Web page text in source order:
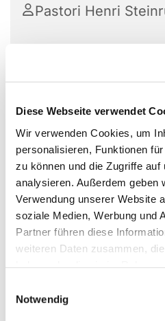
Diese Webseite verwendet
Wir verwenden Cookies, um
personalisieren, Funktionen
zu können und die Zugriffe auf
analysieren. Außerdem geben
Verwendung unserer Website
soziale Medien, Werbung und
Partner führen diese
weiteren Daten zusammen,
Notwendig
Pastori Henri